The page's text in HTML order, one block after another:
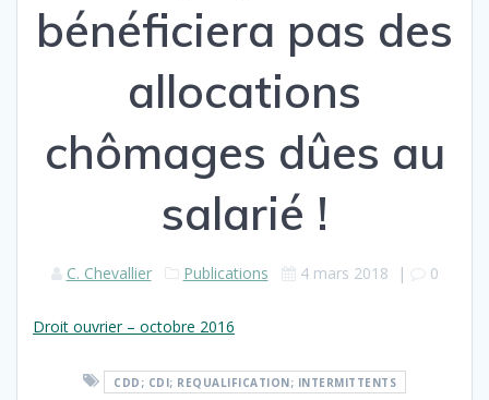
bénéficiera pas des
allocations
chômages dûes au
salarié !
C. Chevallier Publications 4 mars 2018 | 0
Droit ouvrier – octobre 2016
CDD; CDI; REQUALIFICATION; INTERMITTENTS